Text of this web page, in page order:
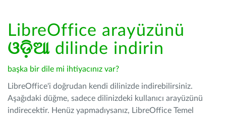
LibreOffice arayüzünü
ଓଡ଼ିଆ dilinde indirin
başka bir dile mi ihtiyacınız var?
LibreOffice'i doğrudan kendi dilinizde indirebilirsiniz.
Aşağıdaki düğme, sadece dilinizdeki kullanıcı arayüzünü
indirecektir. Henüz yapmadıysanız, LibreOffice Temel